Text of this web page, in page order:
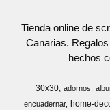
Tienda online de
Canarias.
hechos
30x30 adornos
encuadernar
home-